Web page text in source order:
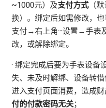
~1000元）及支付方式 （
换）。绑定后如需修改，
支付→右上角···设置→手
改，或解除绑定。
· 绑定完成后要为手表设备
失、未及时解绑、设备转
进入支付页面消费，造成财
付的付款密码无关；